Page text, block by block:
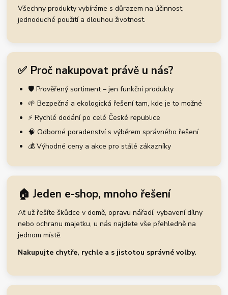
Všechny produkty vybíráme s důrazem na účinnost,
jednoduché použití a dlouhou životnost.
✅ Proč nakupovat právě u nás?
🛡️ Prověřený sortiment – jen funkční produkty
🌱 Bezpečná a ekologická řešení tam, kde je to možné
⚡ Rychlé dodání po celé České republice
🧠 Odborné poradenství s výběrem správného řešení
💰 Výhodné ceny a akce pro stálé zákazníky
🏠 Jeden e-shop, mnoho řešení
Ať už řešíte škůdce v domě, opravu nářadí, vybavení dílny
nebo ochranu majetku, u nás najdete vše přehledně na
jednom místě.
Nakupujte chytře, rychle a s jistotou správné volby.